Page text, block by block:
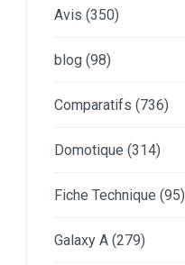
Avis (350)
blog (98)
Comparatifs (736)
Domotique (314)
Fiche Technique (95)
Galaxy A (279)